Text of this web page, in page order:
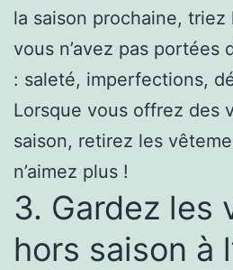
la saison prochaine, triez
vous n’avez pas portées
: saleté, imperfections,
Lorsque vous offrez des
saison, retirez les
n’aimez plus !
3. Gardez les
hors saison à